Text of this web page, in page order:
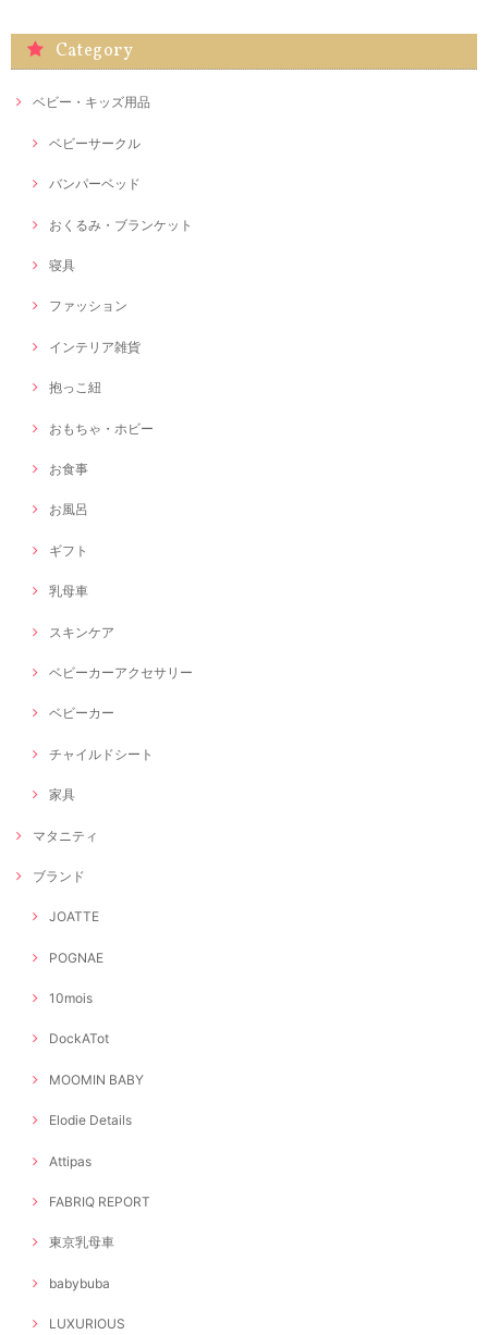
Category
ベビー・キッズ用品
ベビーサークル
バンパーベッド
おくるみ・ブランケット
寝具
ファッション
インテリア雑貨
抱っこ紐
おもちゃ・ホビー
お食事
お風呂
ギフト
乳母車
スキンケア
ベビーカーアクセサリー
ベビーカー
チャイルドシート
家具
マタニティ
ブランド
JOATTE
POGNAE
10mois
DockATot
MOOMIN BABY
Elodie Details
Attipas
FABRIQ REPORT
東京乳母車
babybuba
LUXURIOUS